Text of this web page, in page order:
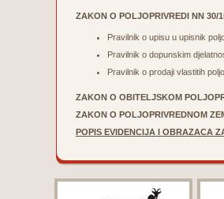
ZAKON O POLJOPRIVREDI NN 30/
Pravilnik o upisu u upisnik
Pravilnik o dopunskim
Pravilnik o prodaji vlastitih
ZAKON O OBITELJSKOM
ZAKON O POLJOPRIVREDNOM
POPIS EVIDENCIJA I OBRAZACA